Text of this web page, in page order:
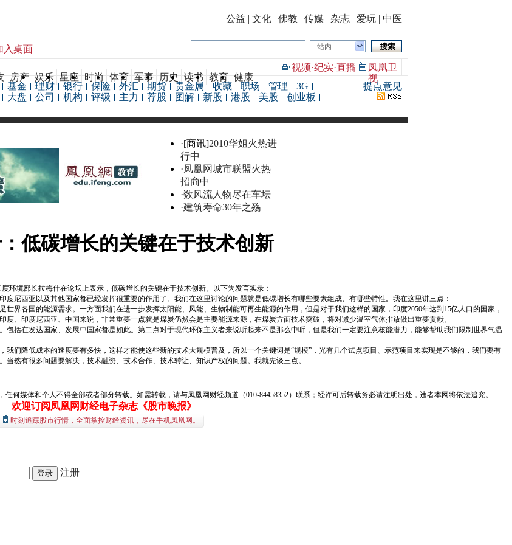
公益 | 文化 | 佛教 | 传媒 | 杂志 | 爱玩 | 中医
入桌面 站内
房产 娱乐 星座 时尚 体育 军事 历史 读书 教育 健康
视频·纪实·直播
凤凰卫
视
基金 理财 银行 保险 外汇 期货 贵金属 收藏 职场 管理
3G
大盘 公司 机构 评级 主力 荐股 图解 新股 港股 美股
创业板
提点意见
·[商讯]2010华姐火热进
行中
·凤凰网城市联盟火热
招商中
·数风流人物尽在车坛
·建筑寿命30年之殇
低碳增长的关键在于技术创新
环境部长拉梅什在论坛上表示，低碳增长的关键在于技术创新。以下为发言实录：
尼西亚以及其他国家都已经发挥很重要的作用了。我们在这里讨论的问题就是低碳增长有哪些要素组成、有哪些特性。我在这里讲三点：
界各国的能源需求。一方面我们在进一步发挥太阳能、风能、生物制能可再生能源的作用，但是对于我们这样的国家，印度2050年达到15亿人口的国家，
、印度尼西亚、中国来说，非常重要一点就是煤炭仍然会是主要能源来源，在煤炭方面技术突破，将对减少温室气体排放做出重要贡献。
包括在发达国家、发展中国家都是如此。第二点对于现代环保主义者来说听起来不是那么中听，但是我们一定要注意核能潜力，能够帮助我们限制世界气温
们降低成本的速度要有多快，这样才能使这些新的技术大规模普及，所以一个关键词是“规模”，光有几个试点项目、示范项目来实现是不够的，我们要有
然有很多问题要解决，技术融资、技术合作、技术转让、知识产权的问题。我就先谈三点。
何媒体和个人不得全部或者部分转载。如需转载，请与凤凰网财经频道（010-84458352）联系；经许可后转载务必请注明出处，违者本网将依法追究。
欢迎订阅凤凰网财经电子杂志《股市晚报》
时刻追踪股市行情，全面掌控财经资讯，尽在手机凤凰网。
注册